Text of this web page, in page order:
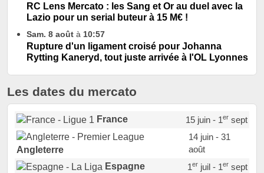
RC Lens Mercato : les Sang et Or au duel avec la
Lazio pour un serial buteur à 15 M€ !
Sam. 8 août à 10:57
Rupture d'un ligament croisé pour Johanna
Rytting Kaneryd, tout juste arrivée à l'OL Lyonnes
Les dates du mercato
France 15 juin - 1ersept
Angleterre
14 juin - 31
août
Espagne
1erjuil - 1ersept